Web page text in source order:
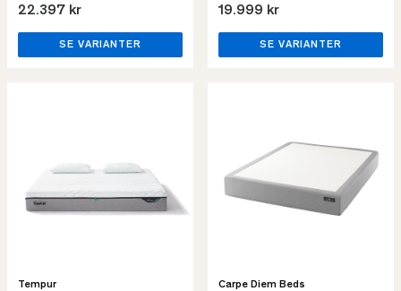
22.397 kr
SE VARIANTER
19.999 kr
SE VARIANTER
Tempur Carpe Diem Beds